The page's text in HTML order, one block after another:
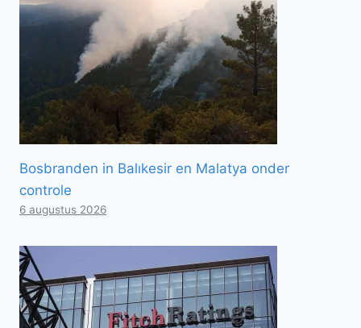
Bosbranden in Balıkesir en Malatya onder
controle
6 augustus 2026